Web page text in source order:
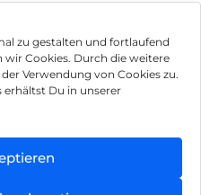
zu gestalten und fortlaufend
wir Cookies. Durch die weitere
Verwendung von Cookies zu.
Du in unserer